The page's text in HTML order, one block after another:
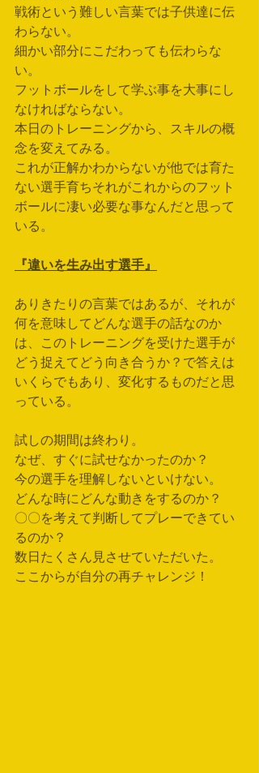
戦術という難しい言葉では子供達に伝
わらない。
細かい部分にこだわっても伝わらな
い。
フットボールをして学ぶ事を大事にし
なければならない。
本日のトレーニングから、スキルの概
念を変えてみる。
これが正解かわからないが他では育た
ない選手育ちそれがこれからのフット
ボールに凄い必要な事なんだと思って
いる。
『違いを生み出す選手』
ありきたりの言葉ではあるが、それが
何を意味してどんな選手の話なのか
は、このトレーニングを受けた選手が
どう捉えてどう向き合うか？で答えは
いくらでもあり、変化するものだと思
っている。
試しの期間は終わり。
なぜ、すぐに試せなかったのか？
今の選手を理解しないといけない。
どんな時にどんな動きをするのか？
〇〇を考えて判断してプレーできてい
るのか？
数日たくさん見させていただいた。
ここからが自分の再チャレンジ！